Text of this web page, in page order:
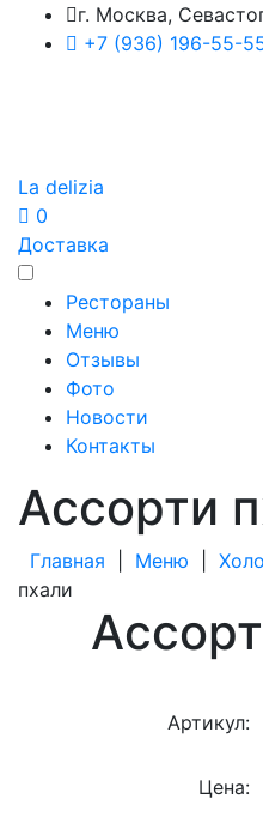
г. Москва,
+7 (936) 196-55-
La delizia
0
Доставка
Рестораны
Меню
Отзывы
Фото
Новости
Контакты
Ассорти
Главная Меню
пхали
Артикул:
Цена: